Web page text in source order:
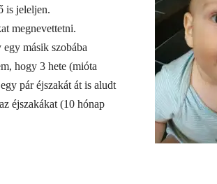
is jeleljen.
megnevettetni.
másik szobába
hogy 3 hete (mióta
pár éjszakát át is aludt
éjszakákat (10 hónap